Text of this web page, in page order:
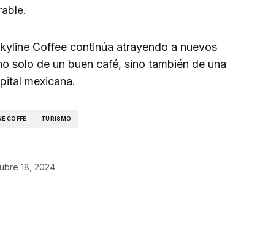
Coffee continúa atrayendo a nuevos
solo de un buen café, sino también de una
mexicana.
COFFE TURISMO
18, 2024